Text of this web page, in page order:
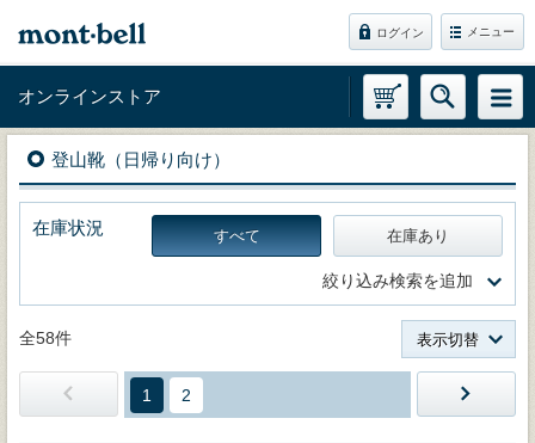
ログイン メニュー
オンラインストア
登山靴（日帰り向け）
在庫状況 すべて 在庫あり
絞り込み検索を追加
全58件 表示切替
1 2